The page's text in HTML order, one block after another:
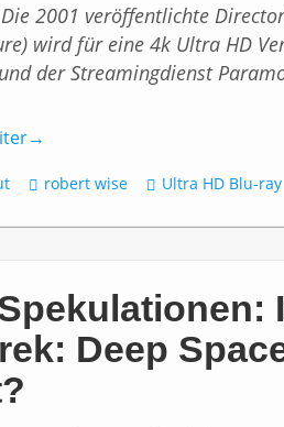
2001 veröffentlichte
wird für eine 4k Ultra HD
der Streamingdienst
→
robert wise Ultra HD Blu-ray
Deep